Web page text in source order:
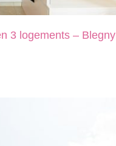
3 logements – Blegny